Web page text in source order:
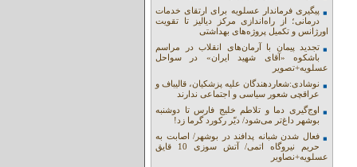
پیگیری فرماندار عسلویه برای ارتقای خدمات
درمانی؛ از راه‌اندازی مرکز دیالیز تا تقویت
اورژانس و تکمیل پروژه‌های بهداشتی
تجدید پیمان با آرمان‌های انقلاب در مراسم
باشکوه «آقای شهید ایران» در سواحل
عسلویه+تصویر
نوشادی:شعاردهندگان علیه پزشکیان، قالیباف و
عراقچی شعور سیاسی و اجتماعی ندارند
اوج‌گیری دما و تلاطم خلیج فارس تا دوشنبه
بوشهر داغ‌تر می‌شود/ دیّر رکورد گرما زد!
فعال شدن شبانه پدافند در بوشهر/ اصابت به
حریم نیروگاه اتمی/ آتش سوزی 10 قایق
عسلویه+نصاویر